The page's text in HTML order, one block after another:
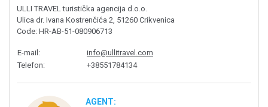
ULLI TRAVEL turistička agencija d.o.o.
Ulica dr. Ivana Kostrenčića 2, 51260 Crikvenica
Code: HR-AB-51-080906713
E-mail:
info@ullitravel.com
Telefon: +38551784134
AGENT: